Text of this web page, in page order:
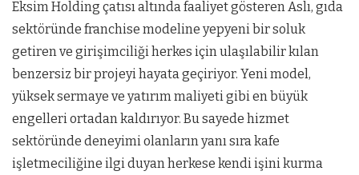
Eksim Holding çatısı altında faaliyet gösteren Aslı, gıda
sektöründe franchise modeline yepyeni bir soluk
getiren ve girişimciliği herkes için ulaşılabilir kılan
benzersiz bir projeyi hayata geçiriyor. Yeni model,
yüksek sermaye ve yatırım maliyeti gibi en büyük
engelleri ortadan kaldırıyor. Bu sayede hizmet
sektöründe deneyimi olanların yanı sıra kafe
işletmeciliğine ilgi duyan herkese kendi işini kurma